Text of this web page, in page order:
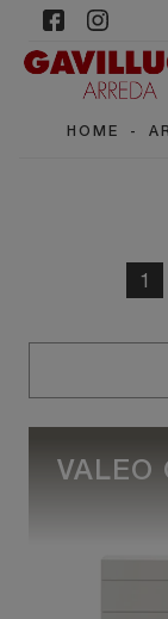
HOME -
1
VALEO